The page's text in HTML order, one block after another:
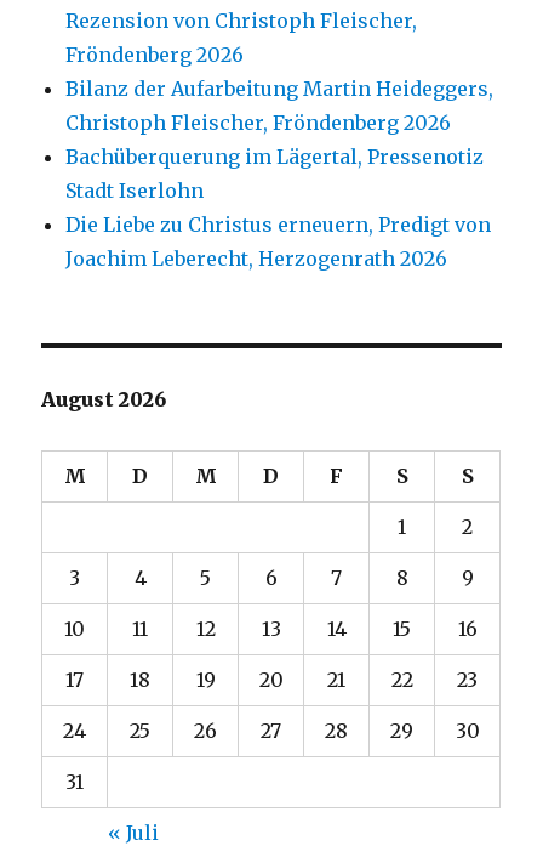
Rezension von Christoph Fleischer,
Fröndenberg 2026
Bilanz der Aufarbeitung Martin Heideggers,
Christoph Fleischer, Fröndenberg 2026
Bachüberquerung im Lägertal, Pressenotiz
Stadt Iserlohn
Die Liebe zu Christus erneuern, Predigt von
Joachim Leberecht, Herzogenrath 2026
August 2026
M D M D F S S
1 2
3 4 5 6 7 8 9
10 11 12 13 14 15 16
17 18 19 20 21 22 23
24 25 26 27 28 29 30
31
« Juli